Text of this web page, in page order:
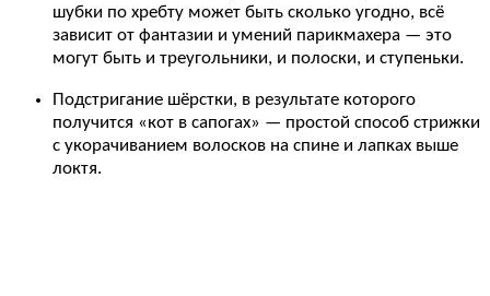
шубки по хребту может быть сколько угодно, всё
зависит от фантазии и умений парикмахера — это
могут быть и треугольники, и полоски, и ступеньки.
Подстригание шёрстки, в результате которого
получится «кот в сапогах» — простой способ стрижки
с укорачиванием волосков на спине и лапках выше
локтя.